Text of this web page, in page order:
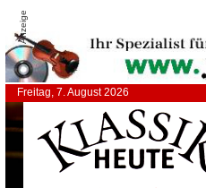
Anzeige
Freitag, 7. August 2026